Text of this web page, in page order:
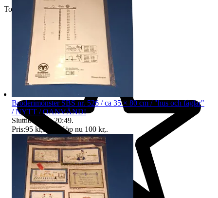
Toppsäljare
Broderimönster SBS nr. 526 / ca 35 × 80 cm / "hus och fåglar"
/ NYTT / OANVÄND!
Sluttid11 aug 20:49.
Pris:95 kr,Eller Köp nu 100 kr,.